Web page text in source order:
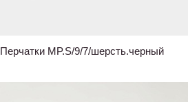
Перчатки MP.S/9/7/шерсть.черный